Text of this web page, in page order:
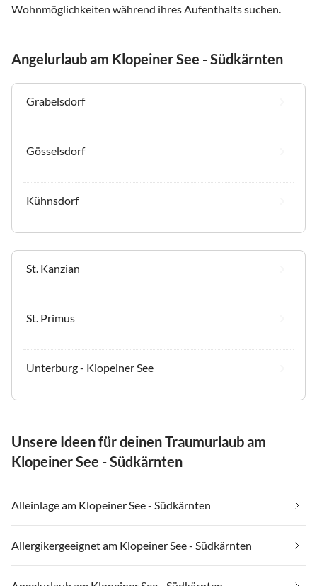
Wohnmöglichkeiten während ihres Aufenthalts suchen.
Angelurlaub am Klopeiner See - Südkärnten
Grabelsdorf
Gösselsdorf
Kühnsdorf
St. Kanzian
St. Primus
Unterburg - Klopeiner See
Unsere Ideen für deinen Traumurlaub am
Klopeiner See - Südkärnten
Alleinlage am Klopeiner See - Südkärnten
Allergikergeeignet am Klopeiner See - Südkärnten